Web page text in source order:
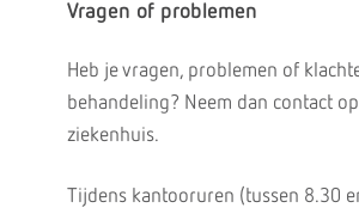
Vragen of problemen
Heb je vragen, problemen of
behandeling? Neem dan contact
ziekenhuis.
Tijdens kantooruren (tussen 8.30